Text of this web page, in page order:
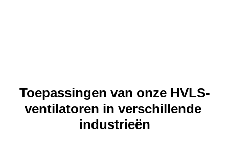
Toepassingen van onze HVLS-
ventilatoren in verschillende
industrieën